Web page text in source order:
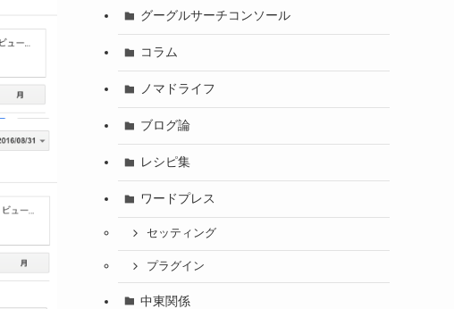
グーグルサーチコンソール
コラム
ノマドライフ
ブログ論
レシピ集
ワードプレス
セッティング
プラグイン
中東関係